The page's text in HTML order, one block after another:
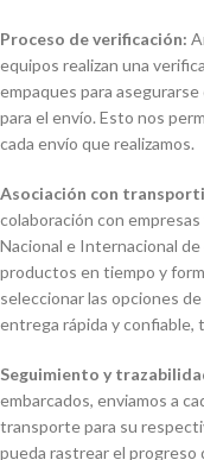
Proceso de verificación:
equipos realizan una
empaques para
para el envío. Esto nos
cada envío que realizamos.
Asociación con
colaboración con
Nacional e Internacional
productos en tiempo y
seleccionar las opciones
entrega rápida y confiable,
Seguimiento y
embarcados, enviamos a
transporte para su
pueda rastrear el progreso